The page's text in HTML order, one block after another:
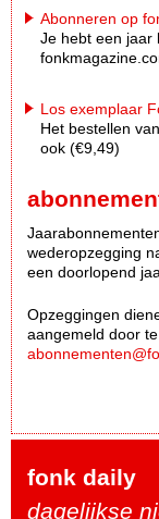
Abonneren op
Je hebt een jaar
Los exemplaar
Het bestellen
ook (€9,49)
wederopzegging
een doorlopend
Opzeggingen
aangemeld door
fonk daily
dagelijkse